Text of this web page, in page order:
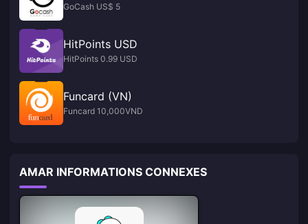
GoCash US$ 5
HitPoints USD
HitPoints 0.99 USD
Funcard (VN)
Funcard 10,000VND
AMAR INFORMATIONS CONNEXES